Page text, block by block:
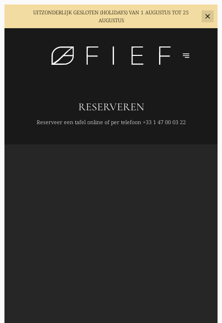
UITZONDERLIJK GESLOTEN (HOLIDAYS) VAN 1 AUGUSTUS TOT 25
AUGUSTUS
RESERVEREN
Reserveer een tafel online of per telefoon +33 1 47 00 03 22